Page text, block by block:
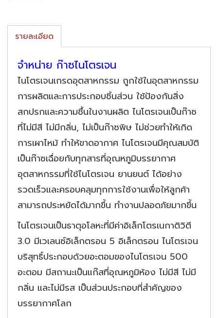
รายละเอียด
จำหน่าย ก๊าซไนโตรเจน
ไนโตรเจนเกรดอุตสาหกรรม ถูกใช้ในอุตสาหกรรม
การผลิตและการประกอบชิ้นส่วน ใช้ป้องกันสิ่ง
สกปรกและความชื้นในงานผลิต ไนโตรเจนเป็นก๊าซ
ที่ไม่มีสี ไม่มีกลิ่น, ไม่เป็นก๊าซพิษ ไม่ช่วยทำให้เกิด
การเผาไหม้ ทำให้ขาดอากาศ ไนโตรเจนมีคุณสมบัติ
เป็นก๊าซเฉื่อยกับทุกสารที่อุณหภูมิบรรยากาศ
อุตสาหกรรมที่ใช้ไนโตรเจน ยานยนต์ ได้อย่าง
รวดเร็วและครอบคลุมทุกการใช้งานเพื่อให้ลูกค้า
สามารถประหยัดได้มากขึ้น ทำงานปลอดภัยมากขึ้น
ไนโตรเจนเป็นธาตุอโลหะที่มีค่าอิเล็กโตรเนกาติวิตี
3.0 มีเวเลนซ์อิเล็กตรอน 5 อิเล็กตรอน ไนโตรเจน
บริสุทธิ์ประกอบด้วยอะตอมของไนโตรเจน 500
อะตอม มีสถานะเป็นแก๊สที่อุณหภูมิห้อง ไม่มีสี ไม่มี
กลิ่น และไม่มีรส เป็นส่วนประกอบที่สำคัญของ
บรรยากาศโลก